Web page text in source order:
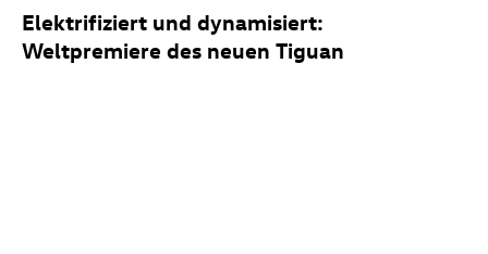
Elektrifiziert und dynamisiert:
Weltpremiere des neuen Tiguan